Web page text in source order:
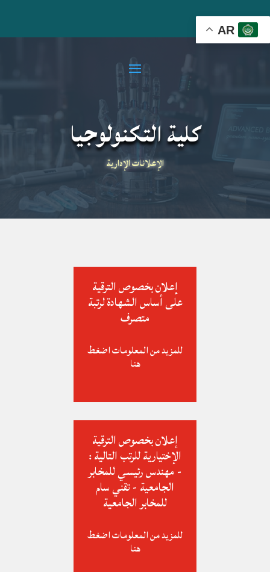
AR
كلية التكنولوجيا
الإعلانات الإدارية
إعلان بخصوص الترقية
على أساس الشهادة لرتبة
متصرف
للمزيد من المعلومات اضغط
هنا
إعلان بخصوص الترقية
الإختيارية للرتب التالية :
- مهندس رئيسي للمخابر
الجامعية - تقني سام
للمخابر الجامعية
للمزيد من المعلومات اضغط
هنا